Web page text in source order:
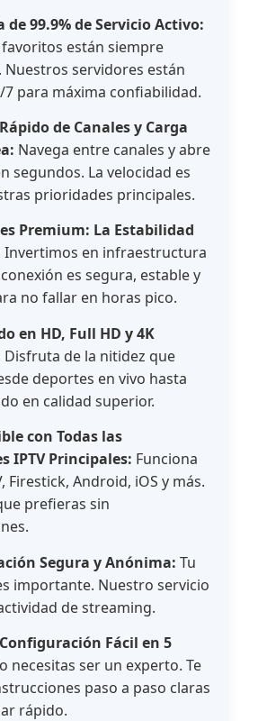
de 99.9% de Servicio Activo:
favoritos están siempre
Nuestros servidores están
7 para máxima confiabilidad.
de Canales y Carga
Navega entre canales y abre
segundos. La velocidad es
prioridades principales.
Premium: La Estabilidad
Invertimos en infraestructura
es segura, estable y
no fallar en horas pico.
en HD, Full HD y 4K
Disfruta de la nitidez que
deportes en vivo hasta
en calidad superior.
con Todas las
IPTV Principales: Funciona
Firestick, Android, iOS y más.
prefieras sin
Segura y Anónima: Tu
importante. Nuestro servicio
de streaming.
Fácil en 5
necesitas ser un experto. Te
paso a paso claras
rápido.